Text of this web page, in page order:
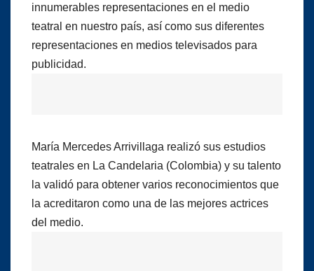
innumerables representaciones en el medio
teatral en nuestro país, así como sus diferentes
representaciones en medios televisados para
publicidad.
María Mercedes Arrivillaga realizó sus estudios
teatrales en La Candelaria (Colombia) y su talento
la validó para obtener varios reconocimientos que
la acreditaron como una de las mejores actrices
del medio.